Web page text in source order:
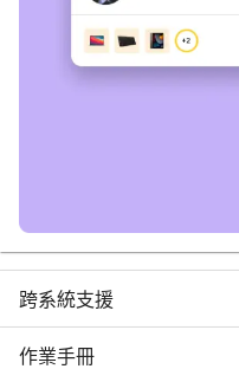
跨系統支援
作業手冊